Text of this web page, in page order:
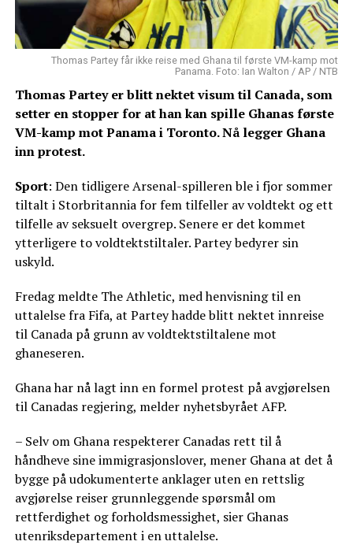
Thomas Partey får ikke reise med Ghana til første VM-kamp mot
Panama. Foto: Ian Walton / AP / NTB
Thomas Partey er blitt nektet visum til Canada, som
setter en stopper for at han kan spille Ghanas første
VM-kamp mot Panama i Toronto. Nå legger Ghana
inn protest.
Sport: Den tidligere Arsenal-spilleren ble i fjor sommer
tiltalt i Storbritannia for fem tilfeller av voldtekt og ett
tilfelle av seksuelt overgrep. Senere er det kommet
ytterligere to voldtektstiltaler. Partey bedyrer sin
uskyld.
Fredag meldte The Athletic, med henvisning til en
uttalelse fra Fifa, at Partey hadde blitt nektet innreise
til Canada på grunn av voldtektstiltalene mot
ghaneseren.
Ghana har nå lagt inn en formel protest på avgjørelsen
til Canadas regjering, melder nyhetsbyrået AFP.
– Selv om Ghana respekterer Canadas rett til å
håndheve sine immigrasjonslover, mener Ghana at det å
bygge på udokumenterte anklager uten en rettslig
avgjørelse reiser grunnleggende spørsmål om
rettferdighet og forholdsmessighet, sier Ghanas
utenriksdepartement i en uttalelse.